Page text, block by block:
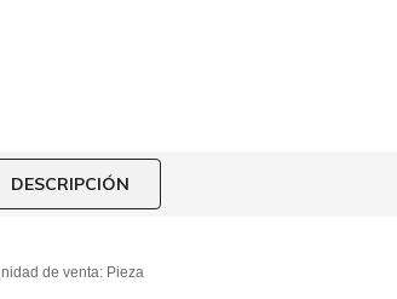
DESCRIPCIÓN
de venta: Pieza